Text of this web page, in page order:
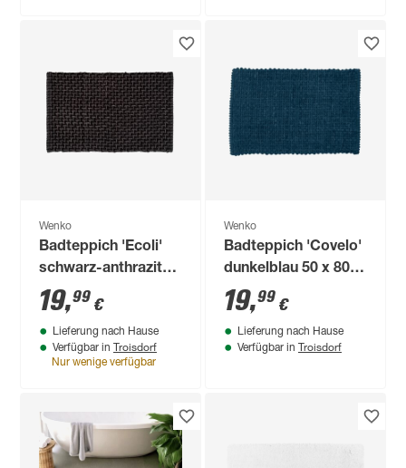
Wenko
Badteppich 'Ecoli'
schwarz-anthrazit
50 x 80 cm
19,99 €
Lieferung nach Hause
Verfügbar in Troisdorf
Nur wenige verfügbar
Wenko
Badteppich 'Covelo'
dunkelblau 50 x 80
cm
19,99 €
Lieferung nach Hause
Verfügbar in Troisdorf